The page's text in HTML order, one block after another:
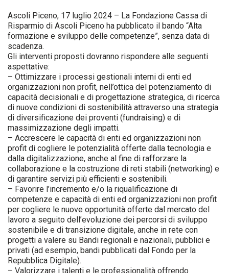
Ascoli Piceno, 17 luglio 2024 – La Fondazione Cassa di
Risparmio di Ascoli Piceno ha pubblicato il bando “Alta
formazione e sviluppo delle competenze”, senza data di
scadenza.
Gli interventi proposti dovranno rispondere alle seguenti
aspettative:
– Ottimizzare i processi gestionali interni di enti ed
organizzazioni non profit, nell’ottica del potenziamento di
capacità decisionali e di progettazione strategica, di ricerca
di nuove condizioni di sostenibilità attraverso una strategia
di diversificazione dei proventi (fundraising) e di
massimizzazione degli impatti.
– Accrescere le capacità di enti ed organizzazioni non
profit di cogliere le potenzialità offerte dalla tecnologia e
dalla digitalizzazione, anche al fine di rafforzare la
collaborazione e la costruzione di reti stabili (networking) e
di garantire servizi più efficienti e sostenibili.
– Favorire l’incremento e/o la riqualificazione di
competenze e capacità di enti ed organizzazioni non profit
per cogliere le nuove opportunità offerte dal mercato del
lavoro a seguito dell’evoluzione dei percorsi di sviluppo
sostenibile e di transizione digitale, anche in rete con
progetti a valere su Bandi regionali e nazionali, pubblici e
privati (ad esempio, bandi pubblicati dal Fondo per la
Repubblica Digitale).
– Valorizzare i talenti e le professionalità offrendo